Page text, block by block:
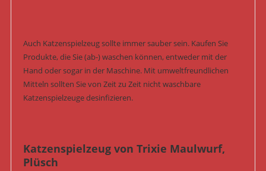
Auch Katzenspielzeug sollte immer sauber sein. Kaufen Sie
Produkte, die Sie (ab-) waschen können, entweder mit der
Hand oder sogar in der Maschine. Mit umweltfreundlichen
Mitteln sollten Sie von Zeit zu Zeit nicht waschbare
Katzenspielzeuge desinfizieren.
Katzenspielzeug von Trixie Maulwurf,
Plüsch